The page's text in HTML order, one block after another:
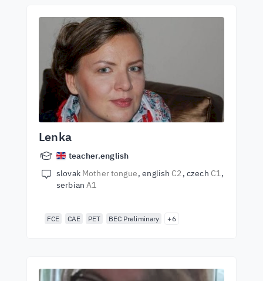
Lenka
teacher.english
slovak Mother tongue english C2 czech C1
serbianA1
FCE CAE PET BEC Preliminary +6